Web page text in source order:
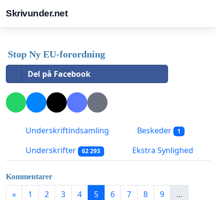
Skrivunder.net
Stop Ny EU-forordning
Del på Facebook
Underskriftindsamling Beskeder 1
Underskrifter 62 293 Ekstra Synlighed
Kommentarer
« 1 2 3 4 5 6 7 8 9
...